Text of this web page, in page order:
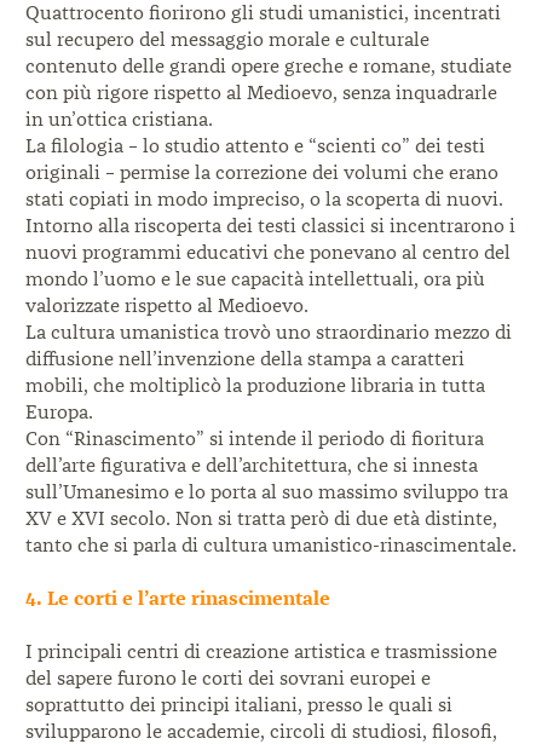
Quattrocento ­fiorirono gli studi umanistici, incentrati
sul recupero del messaggio morale e culturale
contenuto delle grandi opere greche e romane, studiate
con più rigore rispetto al Medioevo, senza inquadrarle
in un’ottica cristiana.
La ­filologia – lo studio attento e “scienti­ co” dei testi
originali – permise la correzione dei volumi che erano
stati copiati in modo impreciso, o la scoperta di nuovi.
Intorno alla riscoperta dei testi classici si incentrarono i
nuovi programmi educativi che ponevano al centro del
mondo l’uomo e le sue capacità intellettuali, ora più
valorizzate rispetto al Medioevo.
La cultura umanistica trovò uno straordinario mezzo di
diffusione nell’invenzione della stampa a caratteri
mobili, che moltiplicò la produzione libraria in tutta
Europa.
Con “Rinascimento” si intende il periodo di ­fioritura
dell’arte figurativa e dell’architettura, che si innesta
sull’Umanesimo e lo porta al suo massimo sviluppo tra
XV e XVI secolo. Non si tratta però di due età distinte,
tanto che si parla di cultura umanistico-rinascimentale.
4. Le corti e l’arte rinascimentale
I principali centri di creazione artistica e trasmissione
del sapere furono le corti dei sovrani europei e
soprattutto dei principi italiani, presso le quali si
svilupparono le accademie, circoli di studiosi, ­filosofi,